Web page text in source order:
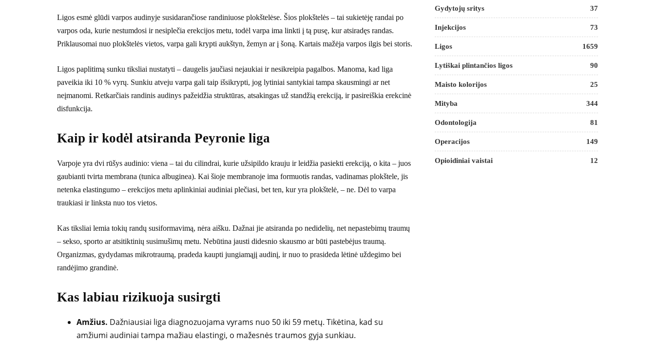
Ligos esmė glūdi varpos audinyje susidarančiose randiniuose plokštelėse. Šios plokštelės – tai sukietėję randai po
varpos oda, kurie nestumdosi ir nesiplečia erekcijos metu, todėl varpa ima linkti į tą pusę, kur atsiradęs randas.
Priklausomai nuo plokštelės vietos, varpa gali krypti aukštyn, žemyn ar į šoną. Kartais mažėja varpos ilgis bei storis.
Ligos paplitimą sunku tiksliai nustatyti – daugelis jaučiasi nejaukiai ir nesikreipia pagalbos. Manoma, kad liga
paveikia iki 10 % vyrų. Sunkiu atveju varpa gali taip išsikrypti, jog lytiniai santykiai tampa skausmingi ar net
neįmanomi. Retkarčiais randinis audinys pažeidžia struktūras, atsakingas už standžią erekciją, ir pasireiškia erekcinė
disfunkcija.
Kaip ir kodėl atsiranda Peyronie liga
Varpoje yra dvi rūšys audinio: viena – tai du cilindrai, kurie užsipildo krauju ir leidžia pasiekti erekciją, o kita – juos
gaubianti tvirta membrana (tunica albuginea). Kai šioje membranoje ima formuotis randas, vadinamas plokštele, jis
netenka elastingumo – erekcijos metu aplinkiniai audiniai plečiasi, bet ten, kur yra plokštelė, – ne. Dėl to varpa
traukiasi ir linksta nuo tos vietos.
Kas tiksliai lemia tokių randų susiformavimą, nėra aišku. Dažnai jie atsiranda po nedidelių, net nepastebimų traumų
– sekso, sporto ar atsitiktinių susimušimų metu. Nebūtina jausti didesnio skausmo ar būti pastebėjus traumą.
Organizmas, gydydamas mikrotraumą, pradeda kaupti jungiamąjį audinį, ir nuo to prasideda lėtinė uždegimo bei
randėjimo grandinė.
Kas labiau rizikuoja susirgti
Amžius. Dažniausiai liga diagnozuojama vyrams nuo 50 iki 59 metų. Tikėtina, kad su
amžiumi audiniai tampa mažiau elastingi, o mažesnės traumos gyja sunkiau.
Gydytojų sritys 37
Injekcijos 73
Ligos 1659
Lytiškai plintančios ligos 90
Maisto kolorijos 25
Mityba 344
Odontologija 81
Operacijos 149
Opioidiniai vaistai 12